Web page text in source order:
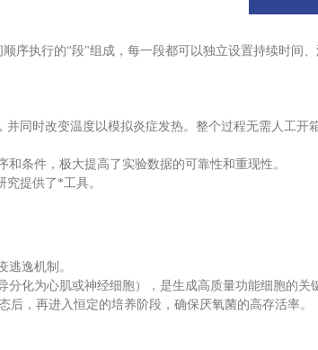
序执行的“段"组成，每一段都可以独立设置持续时间
同时改变温度以模拟炎症发热。整个过程无需人工开
条件，极大提高了实验数据的可靠性和重现性。
提供了*工具。
逸机制。
化为心肌或神经细胞），是生成高质量功能细胞的关
，再进入恒定的培养阶段，确保厌氧菌的高存活率。